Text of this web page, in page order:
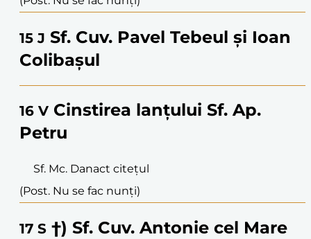
15 J Sf. Cuv. Pavel Tebeul și Ioan
Colibașul
16 V Cinstirea lanțului Sf. Ap.
Petru
Sf. Mc. Danact citețul
(Post. Nu se fac nunți)
17 S †) Sf. Cuv. Antonie cel Mare